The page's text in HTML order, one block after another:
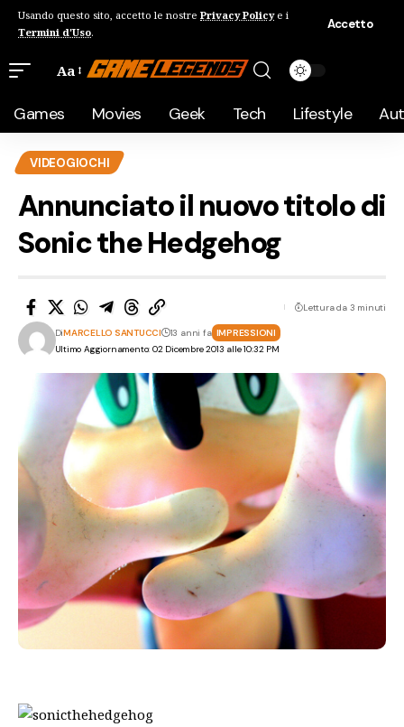
Usando questo sito, accetto le nostre Privacy Policye i
Termini d'Uso.
Accetto
Aa
Games Movies Geek Tech Lifestyle
VIDEOGIOCHI
Annunciato il nuovo titolo di
Sonic the Hedgehog
Ultimo Aggiornamento: 02 Dicembre 2013 alle 10:32 PM
DiMARCELLO SANTUCCI 13 anni fa IMPRESSIONI
Lettura da 3 minuti